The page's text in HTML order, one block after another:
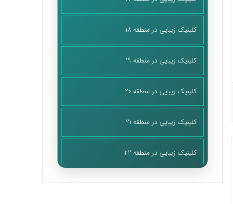
کلینیک زیبایی در منطقه 18
کلینیک زیبایی در منطقه 19
کلینیک زیبایی در منطقه 20
کلینیک زیبایی در منطقه 21
کلینیک زیبایی در منطقه 22